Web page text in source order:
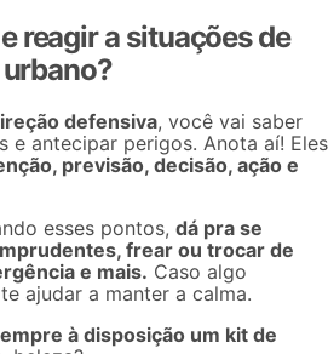
reagir a situações de
defensiva, você vai saber
e antecipar perigos. Anota aí! Eles
previsão, decisão, ação e
esses pontos, dá pra se
frear ou trocar de
e mais. Caso algo
ajudar a manter a calma.
à disposição um kit de